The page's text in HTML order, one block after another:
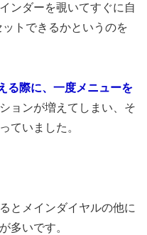
ンダーを覗いてすぐに自
トできるかというのを
る際に、一度メニューを
ョンが増えてしまい、そ
ていました。
とメインダイヤルの他に
多いです。